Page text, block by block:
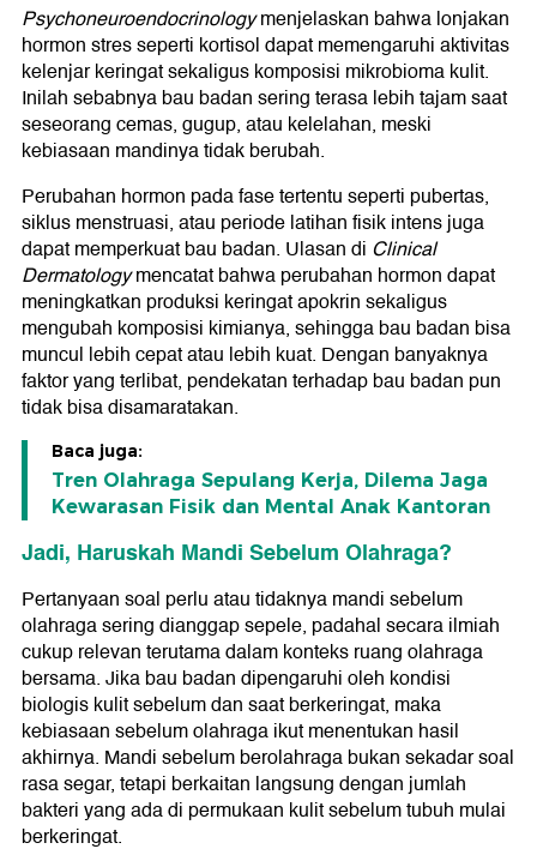
Psychoneuroendocrinologymenjelaskan bahwa lonjakan
hormon stres seperti kortisol dapat memengaruhi aktivitas
kelenjar keringat sekaligus komposisi mikrobioma kulit.
Inilah sebabnya bau badan sering terasa lebih tajam saat
seseorang cemas, gugup, atau kelelahan, meski
kebiasaan mandinya tidak berubah.
Perubahan hormon pada fase tertentu seperti pubertas,
siklus menstruasi, atau periode latihan fisik intens juga
dapat memperkuat bau badan. Ulasan di Clinical
Dermatologymencatat bahwa perubahan hormon dapat
meningkatkan produksi keringat apokrin sekaligus
mengubah komposisi kimianya, sehingga bau badan bisa
muncul lebih cepat atau lebih kuat. Dengan banyaknya
faktor yang terlibat, pendekatan terhadap bau badan pun
tidak bisa disamaratakan.
Baca juga:
Tren Olahraga Sepulang Kerja, Dilema Jaga
Kewarasan Fisik dan Mental Anak Kantoran
Jadi, Haruskah Mandi Sebelum Olahraga?
Pertanyaan soal perlu atau tidaknya mandi sebelum
olahraga sering dianggap sepele, padahal secara ilmiah
cukup relevan terutama dalam konteks ruang olahraga
bersama. Jika bau badan dipengaruhi oleh kondisi
biologis kulit sebelum dan saat berkeringat, maka
kebiasaan sebelum olahraga ikut menentukan hasil
akhirnya. Mandi sebelum berolahraga bukan sekadar soal
rasa segar, tetapi berkaitan langsung dengan jumlah
bakteri yang ada di permukaan kulit sebelum tubuh mulai
berkeringat.